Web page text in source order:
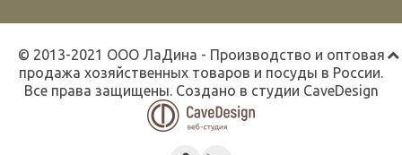
© 2013-2021 ООО ЛаДина - Производство и оптовая
продажа хозяйственных товаров и посуды в России.
Все права защищены. Создано в студии CaveDesign